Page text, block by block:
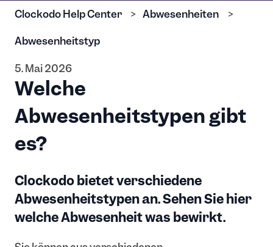
Clockodo Help Center Abwesenheiten
Abwesenheitstyp
5. Mai 2026
Welche
Abwesenheitstypen gibt
es?
Clockodo bietet verschiedene
Abwesenheitstypen an. Sehen Sie hier
welche Abwesenheit was bewirkt.